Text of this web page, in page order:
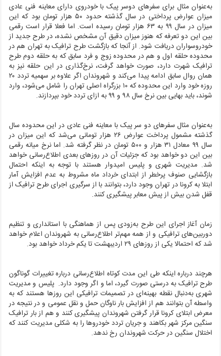
به‌عنوان مثال برای سفرهای دوسر پیک با خودروی دارای معاینه فنی عادی
میزان عوارض پرداختی در سال گذشته حدود ۵۰ هزار تومان بود که این
میزان در سال ۹۹ به ۶۳ هزار تومان رسیده است. اما فعلا قرار است رقمی
بین این دو تعرفه که هنوز میزان دقیق آن مشخص نشده، در طرح جدید از
خودروسواران دریافت شود. از آنجا که بازگشت طرح ترافیک به تهران هم در
محدوده حلقه اول و هم در محدوده زوج و فرد سابق که به حلقه دوم طرح
ترافیک شهرت دارد، صورت خواهد گرفت، نرخ‌گذاری در این حلقه نیز به
همان روال سابق ادامه پیدا می‌کند و شهروندان اگر علاوه بر سهمیه تردد ۲۰
روزه خود وارد این محدوده که ۱۰ بزرگراه اصلی تهران را شامل می‌شود، وارد
شوند، باید بهایی بین نرخ سال ۹۸ و ۹۹ به ازای تردد خود بپردازند.
به‌عنوان مثال سفرهای دو سر پیک با معاینه فنی عادی در این محدوده سال
گذشته مشمول پرداخت عوارض ۲۶ هزار تومانی می‌شد که این میزان در
سال ۹۹ معادل ۳۱ هزار و ۵۰۰ تومان در نظر گرفته شد. اما نرخ میانه رقمی
بین این دو خواهد بود که جزئیات آن در روزهای بعدی اطلاع‌رسانی خواهد
شد. مدیریت شهری و پلیس امیدوار هستند با توجه به اینکه احتمال
بازگشایی صنوف پرخطر از ابتدای خرداد ماه مشروط به عدم افزایش آمار
ابتلا به کرونا در تهران وجود دارد، بتوانند با از سرگیری اجرای طرح ترافیک از
قفل شدن بیش از پیش معابر پیشگیری کنند.
زمان آغاز اجرای این طرح به‌زودی پس از هماهنگی با استانداری و تنظیم
دوربین‌های ترافیکی و از همه مهم‌تر اطلاع‌رسانی به شهروندان اعلام خواهد
شد که احتمالا یکی از روزهای ۲۹ اردیبهشت تا یکم خرداد خواهد بود.
هرچند درباره اینکه طی این مدت کوتاه اطلاع‌رسانی درباره تغییرات گوناگون
طرح ترافیک به درستی صورت گیرد، اما و اگر وجود دارد. پلیس و مدیریت
شهری به‌دنبال نقطه بهینه‌ای در تصمیمات ترافیکی این روزها هستند که به
واسطه آن بتوانند هم از افزایش بار ناوگان حمل و نقل عمومی و در نتیجه در
معرض ابتلای کرونا قرار گرفتن شهروندان پیشگیری کنند و هم از بار ترافیک
سنگین مرکز شهر بکاهند و جریان تردد خودروها را به شکلی مدیریت کنند که
اختلال سنگین در حرکت شهروندان رخ ندهد.